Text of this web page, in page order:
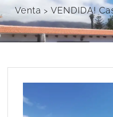
Venta > VENDIDA!